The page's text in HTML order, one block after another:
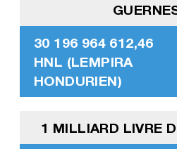
30 196 964 612,46
HNL (LEMPIRA
HONDURIEN)
1 MILLIARD LIVRE